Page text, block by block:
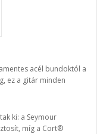
acél bundoktól a
ez a gitár minden
ki: a Seymour
míg a Cort®